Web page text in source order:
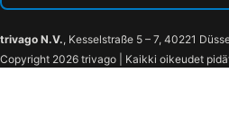
trivago N.V., Kesselstraße 5 – 7, 40221
Copyright 2026 trivago | Kaikki oikeudet